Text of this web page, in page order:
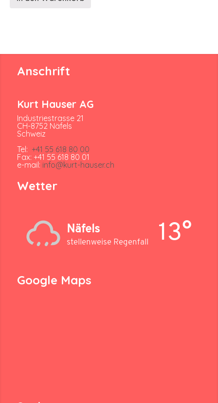
Anschrift
Kurt Hauser AG
Industriestrasse 21
CH-8752 Näfels
Schweiz
Tel: +41 55 618 80 00
Fax: +41 55 618 80 01
e-mail: info@kurt-hauser.ch
Wetter
Näfels
stellenweise Regenfall 13°
Google Maps